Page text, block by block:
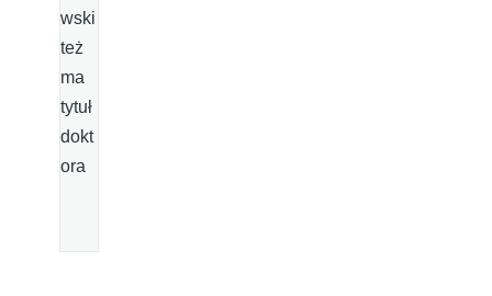
wski
też
ma
tytuł
dokt
ora